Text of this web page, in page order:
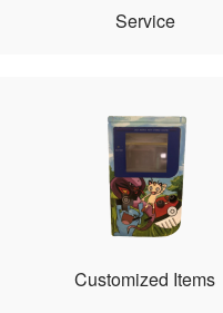
Service
Customized Items